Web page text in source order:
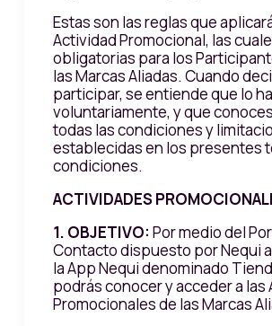
Estas son las reglas que
Actividad Promocional, las
obligatorias para los
las Marcas Aliadas. Cuando
participar, se entiende que lo
voluntariamente, y que
todas las condiciones y
establecidas en los presentes
condiciones.
ACTIVIDADES
1. OBJETIVO: Por medio del
Contacto dispuesto por Nequi
la App Nequi denominado
podrás conocer y acceder a las
Promocionales de las Marcas